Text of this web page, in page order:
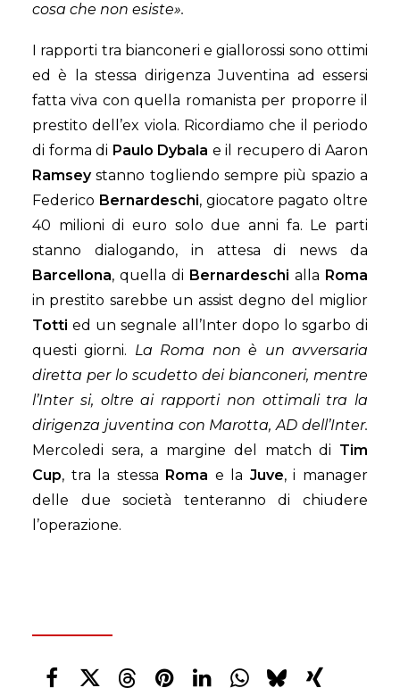
cosa che non esiste».
I rapporti tra bianconeri e giallorossi sono ottimi
ed è la stessa dirigenza Juventina ad essersi
fatta viva con quella romanista per proporre il
prestito dell’ex viola. Ricordiamo che il periodo
di forma di Paulo Dybala e il recupero di Aaron
Ramseystanno togliendo sempre più spazio a
Federico Bernardeschi, giocatore pagato oltre
40 milioni di euro solo due anni fa. Le parti
stanno dialogando, in attesa di news da
Barcellona, quella di Bernardeschi alla Roma
in prestito sarebbe un assist degno del miglior
Totti ed un segnale all’Inter dopo lo sgarbo di
questi giorni. La Roma non è un avversaria
diretta per lo scudetto dei bianconeri, mentre
l’Inter si, oltre ai rapporti non ottimali tra la
dirigenza juventina con Marotta, AD dell’Inter.
Mercoledi sera, a margine del match di Tim
Cup, tra la stessa Roma e la Juve, i manager
delle due società tenteranno di chiudere
l’operazione.